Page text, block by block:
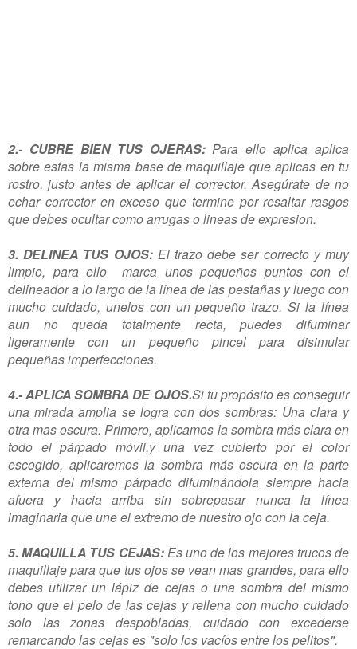
2.- CUBRE BIEN TUS OJERAS:Para ello aplica aplica
sobre estas la misma base de maquillaje que aplicas en tu
rostro, justo antes de aplicar el corrector. Asegúrate de no
echar corrector en exceso que termine por resaltar rasgos
que debes ocultar como arrugas o lineas de expresion.
3. DELINEA TUS OJOS:El trazo debe ser correcto y muy
limpio, para ello marca unos pequeños puntos con el
delineador a lo largo de la línea de las pestañas y luego con
mucho cuidado, unelos con un pequeño trazo. Si la línea
aun no queda totalmente recta, puedes difuminar
ligeramente con un pequeño pincel para disimular
pequeñas imperfecciones.
4.- APLICA SOMBRA DE OJOS.Si tu propósito es conseguir
una mirada amplia se logra con dos sombras: Una clara y
otra mas oscura. Primero, aplicamos la sombra más clara en
todo el párpado móvil,y una vez cubierto por el color
escogido, aplicaremos la sombra más oscura en la parte
externa del mismo párpado difuminándola siempre hacia
afuera y hacia arriba sin sobrepasar nunca la línea
imaginaria que une el extremo de nuestro ojo con la ceja.
5. MAQUILLA TUS CEJAS:Es uno de los mejores trucos de
maquillaje para que tus ojos se vean mas grandes, para ello
debes utilizar un lápiz de cejas o una sombra del mismo
tono que el pelo de las cejas y rellena con mucho cuidado
solo las zonas despobladas, cuidado con excederse
remarcando las cejas es "solo los vacíos entre los pelitos".